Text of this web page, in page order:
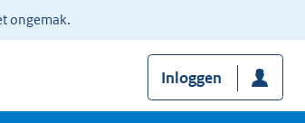
ongemak.
Inloggen